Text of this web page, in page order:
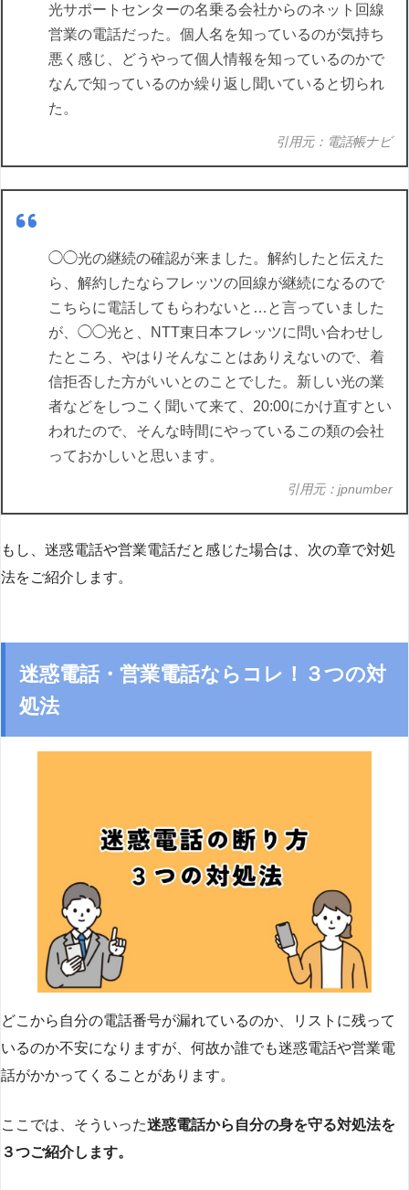
光サポートセンターの名乗る会社からのネット回線
営業の電話だった。個人名を知っているのが気持ち
悪く感じ、どうやって個人情報を知っているのかで
なんで知っているのか繰り返し聞いていると切られ
た。
引用元：電話帳ナビ
◯◯光の継続の確認が来ました。解約したと伝えた
ら、解約したならフレッツの回線が継続になるので
こちらに電話してもらわないと…と言っていました
が、◯◯光と、NTT東日本フレッツに問い合わせし
たところ、やはりそんなことはありえないので、着
信拒否した方がいいとのことでした。新しい光の業
者などをしつこく聞いて来て、20:00にかけ直すとい
われたので、そんな時間にやっているこの類の会社
っておかしいと思います。
引用元：jpnumber
もし、迷惑電話や営業電話だと感じた場合は、次の章で対処
法をご紹介します。
迷惑電話・営業電話ならコレ！３つの対
処法
どこから自分の電話番号が漏れているのか、リストに残って
いるのか不安になりますが、何故か誰でも迷惑電話や営業電
話がかかってくることがあります。
ここでは、そういった迷惑電話から自分の身を守る対処法を
３つご紹介します。